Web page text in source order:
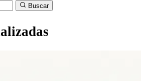
Buscar